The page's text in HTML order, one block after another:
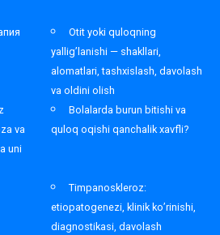
Otit yoki quloqning
yallig’lanishi — shakllari,
alomatlari, tashxislash, davolash
va oldini olish
va
uni
Bolalarda burun bitishi va
quloq oqishi qanchalik xavfli?
Timpanoskleroz:
etiopatogenezi, klinik ko’rinishi,
diagnostikasi, davolash